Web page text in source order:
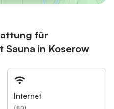
für
Sauna in Koserow
Internet